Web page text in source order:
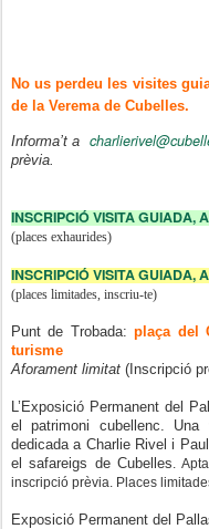
No us perdeu les visites
de la Verema de Cubelles.
Informa’t a
prèvia.
INSCRIPCIÓ VISITA GUIADA,
(places exhaurides)
INSCRIPCIÓ VISITA GUIADA,
(places limitades, inscriu-te)
Punt de Trobada:plaça del
turisme
Aforament limitat (Inscripció
L’Exposició Permanent del
el patrimoni cubellenc.
dedicada a Charlie Rivel i
el safareigs de Cubelles .
inscripció prèvia. Places
Exposició Permanent del